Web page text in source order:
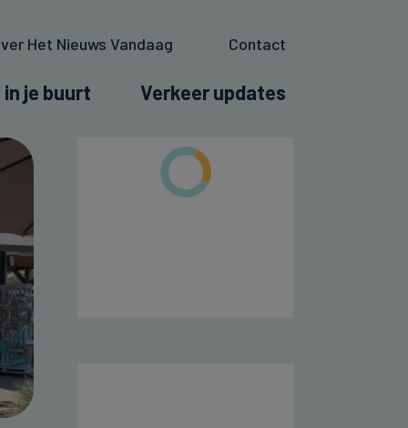
Het Nieuws Vandaag Contact
je buurt Verkeer updates